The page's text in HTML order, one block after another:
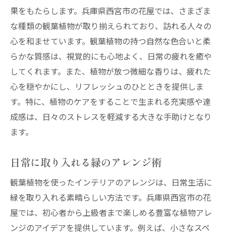
果をもたらします。兵庫県西宮市の花屋では、さまざま
な種類の観葉植物が取り揃えられており、訪れる人々の
心を和ませています。観葉植物の持つ自然な色合いと柔
らかな質感は、視覚的にも心地よく、日常の疲れを癒や
してくれます。また、植物が放つ微細な香りは、疲れた
心を穏やかにし、リフレッシュのひとときを提供しま
す。特に、植物のケアをすることで生まれる充実感や達
成感は、日々のストレスを軽減する大きな手助けとなり
ます。
日常に取り入れる緑のアレンジ術
観葉植物を使ったインテリアのアレンジは、日常生活に
緑を取り入れる素晴らしい方法です。兵庫県西宮市の花
屋では、初心者から上級者まで楽しめる豊富な植物アレ
ンジのアイデアを提供しています。例えば、小さなスペ